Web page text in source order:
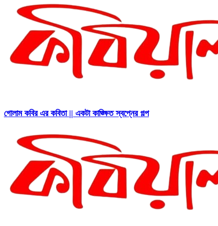
গোলাম কবির এর কবিতা || একটা কাঙ্ক্ষিত স্বপ্নের গল্প